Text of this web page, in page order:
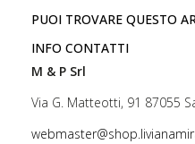
PUOI TROVARE QUESTO
INFO CONTATTI
M & P Srl
Via G. Matteotti, 91 87055